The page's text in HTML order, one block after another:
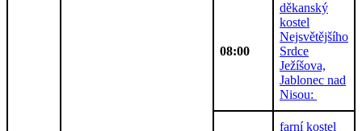
08:00
děkanský
kostel
Nejsvětějšího
Srdce
Ježíšova,
Jablonec nad
Nisou:
farní kostel